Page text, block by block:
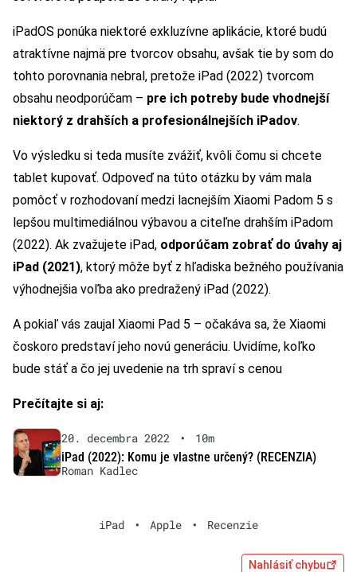
iPadOS ponúka niektoré exkluzívne aplikácie, ktoré budú
atraktívne najmä pre tvorcov obsahu, avšak tie by som do
tohto porovnania nebral, pretože iPad (2022) tvorcom
obsahu neodporúčam – pre ich potreby bude vhodnejší
niektorý z drahších a profesionálnejších iPadov.
Vo výsledku si teda musíte zvážiť, kvôli čomu si chcete
tablet kupovať. Odpoveď na túto otázku by vám mala
pomôcť v rozhodovaní medzi lacnejším Xiaomi Padom 5 s
lepšou multimediálnou výbavou a citeľne drahším iPadom
(2022). Ak zvažujete iPad, odporúčam zobrať do úvahy aj
iPad (2021), ktorý môže byť z hľadiska bežného používania
výhodnejšia voľba ako predražený iPad (2022).
A pokiaľ vás zaujal Xiaomi Pad 5 – očakáva sa, že Xiaomi
čoskoro predstaví jeho novú generáciu. Uvidíme, koľko
bude stáť a čo jej uvedenie na trh spraví s cenou
Prečítajte si aj:
20. decembra 2022 •
10m
iPad (2022): Komu je vlastne určený? (RECENZIA)
Roman Kadlec
iPad • Apple • Recenzie
Nahlásiť chybu